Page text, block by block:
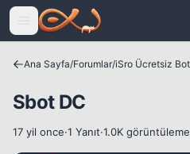
Icerige atla
Ana Sayfa/Forumlar/
Sbot DC
17 yil once·1 Yanıt·1.0K görüntüleme